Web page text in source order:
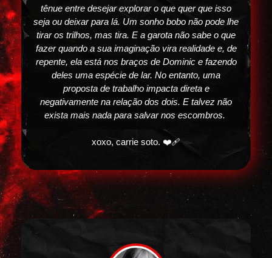
tênue entre desejar explorar o que quer que isso
seja ou deixar para lá. Um sonho bobo não pode lhe
tirar os trilhos, mas tira. E a garota não sabe o que
fazer quando a sua imaginação vira realidade e, de
repente, ela está nos braços de Dominic e fazendo
deles uma espécie de lar. No entanto, uma
proposta de trabalho impacta direta e
negativamente na relação dos dois. E talvez não
exista mais nada para salvar nos escombros.
xoxo, carrie soto. ❤️‍🩹